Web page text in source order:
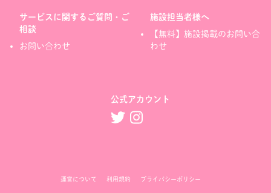
サービスに関するご質問・ご
相談
お問い合わせ
施設担当者様へ
【無料】施設掲載のお問い合
わせ
公式アカウント
運営について 利用規約 プライバシーポリシー